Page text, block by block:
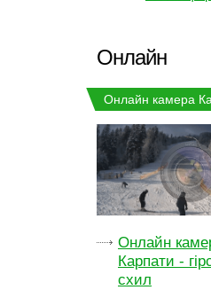
Онлайн
Онлайн камера
Онлайн
Карпати -
схил